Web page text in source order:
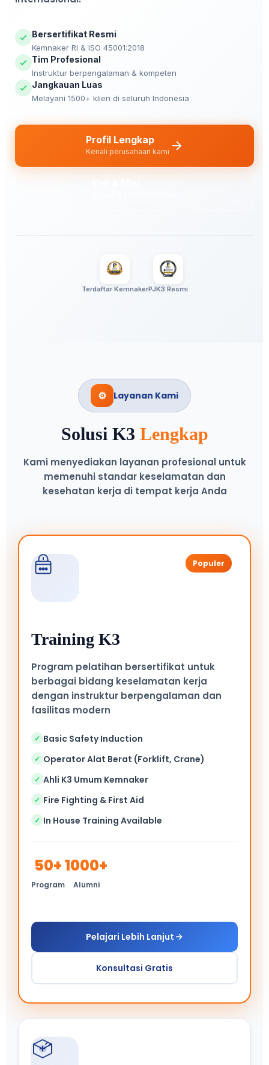
Bersertifikat Resmi
Kemnaker RI & ISO 45001:2018
Tim Profesional
Instruktur berpengalaman & kompeten
Jangkauan Luas
Melayani 1500+ klien di seluruh Indonesia
Profil Lengkap
Kenali perusahaan kami
Terdaftar KemnakerPJK3 Resmi
⚙️ Layanan Kami
Solusi K3 Lengkap
Kami menyediakan layanan profesional untuk
memenuhi standar keselamatan dan
kesehatan kerja di tempat kerja Anda
Populer
Training K3
Program pelatihan bersertifikat untuk
berbagai bidang keselamatan kerja
dengan instruktur berpengalaman dan
fasilitas modern
✓ Basic Safety Induction
✓ Operator Alat Berat (Forklift, Crane)
✓ Ahli K3 Umum Kemnaker
✓ Fire Fighting & First Aid
✓ In House Training Available
50+
Program
1000+
Alumni
Pelajari Lebih Lanjut
Konsultasi Gratis